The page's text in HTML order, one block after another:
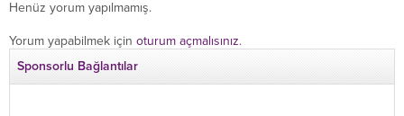
Henüz yorum yapılmamış.
Yorum yapabilmek için oturum açmalısınız.
Sponsorlu Bağlantılar